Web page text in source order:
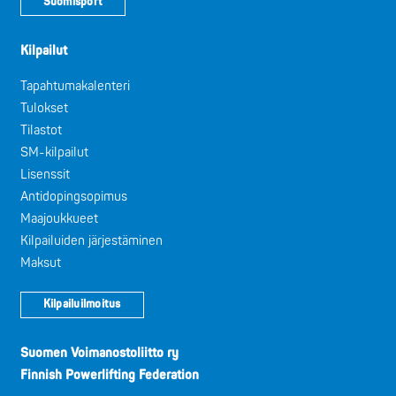
Kilpailut
Tapahtumakalenteri
Tulokset
Tilastot
SM-kilpailut
Lisenssit
Antidopingsopimus
Maajoukkueet
Kilpailuiden järjestäminen
Maksut
Kilpailuilmoitus
Suomen Voimanostoliitto ry
Finnish Powerlifting Federation